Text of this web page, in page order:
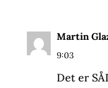
Martin
9:03
Det er